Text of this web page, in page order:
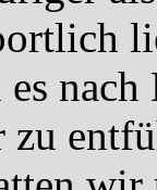
es
zu